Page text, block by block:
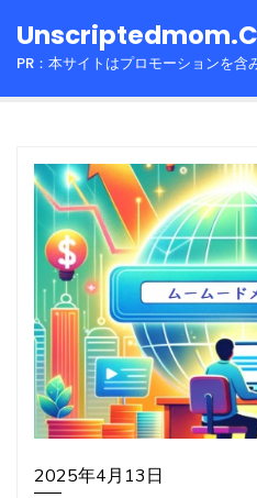
toPR：本サイトはプロモーションを含
2025年4月13日